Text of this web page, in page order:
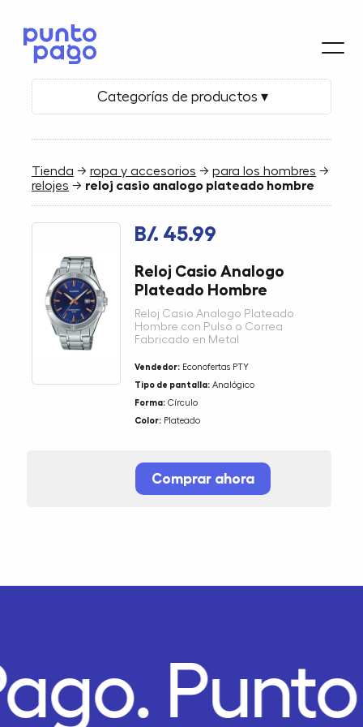
Categorías de productos ▾
Tienda →ropa y accesorios →para los hombres →
relojes → reloj casio analogo plateado hombre
B/. 45.99
Reloj Casio Analogo
Plateado Hombre
Reloj Casio Analogo Plateado
Hombre con Pulso o Correa
Fabricado en Metal
Vendedor: Econofertas PTY
Tipo de pantalla: Analógico
Forma: Círculo
Color: Plateado
Comprar ahora